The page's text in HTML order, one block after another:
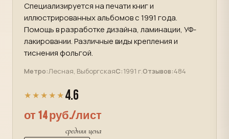
Специализируется на печати книг и
иллюстрированных альбомов с 1991 года.
Помощь в разработке дизайна, ламинации, УФ-
лакировании. Различные виды крепления и
тиснения фольгой.
Метро:Лесная, ВыборгскаяС:1991 г.Отзывов:484
★★★★★ 4.6
от 14 руб./лист
средняя цена